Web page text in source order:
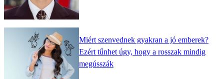
Miért szenvednek gyakran a jó emberek?
Ezért tűnhet úgy, hogy a rosszak mindig
megússzák